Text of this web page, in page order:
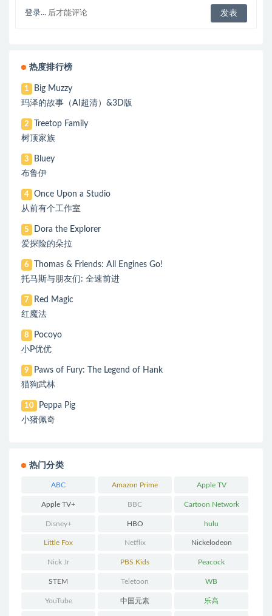
登录... 后才能评论
热度排行榜
1
Big Muzzy
玛泽的故事（AI超清）&3D版
2
Treetop Family
树顶家族
3
Bluey
布鲁伊
4
Once Upon a Studio
从前有个工作室
5
Dora the Explorer
爱探险的朵拉
6
Thomas & Friends: All Engines Go!
托马斯与朋友们: 全速前进
7
Red Magic
红魔法
8
Pocoyo
小P优优
9
Paws of Fury: The Legend of Hank
猫狗武林
10
Peppa Pig
小猪佩奇
热门分类
ABC Amazon Prime Apple TV
Apple TV+ BBC Cartoon Network
Disney+ HBO hulu
Little Fox Netflix Nickelodeon
Nick Jr PBS Kids Peacock
STEM Teletoon WB
YouTube 中国元素 乐高